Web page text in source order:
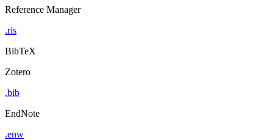
Reference Manager
.ris
BibTeX
Zotero
.bib
EndNote
.enw